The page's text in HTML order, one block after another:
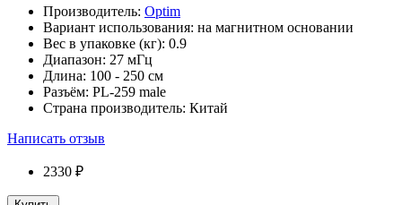
Производитель: Optim
Вариант использования: на магнитном основании
Вес в упаковке (кг): 0.9
Диапазон: 27 мГц
Длина: 100 - 250 см
Разъём: PL-259 male
Страна производитель: Китай
Написать отзыв
2330 ₽